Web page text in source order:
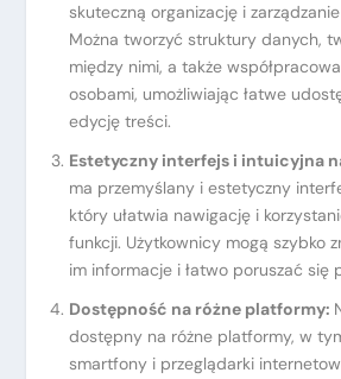
skuteczną organizację i
Można tworzyć struktury danych,
między nimi, a także
osobami, umożliwiając łatwe
edycję treści.
Estetyczny interfejs i intuicyjna
ma przemyślany i estetyczny
który ułatwia nawigację i
funkcji. Użytkownicy mogą szybko
im informacje i łatwo poruszać się
Dostępność na różne platformy:
dostępny na różne platformy, w
smartfony i przeglądarki